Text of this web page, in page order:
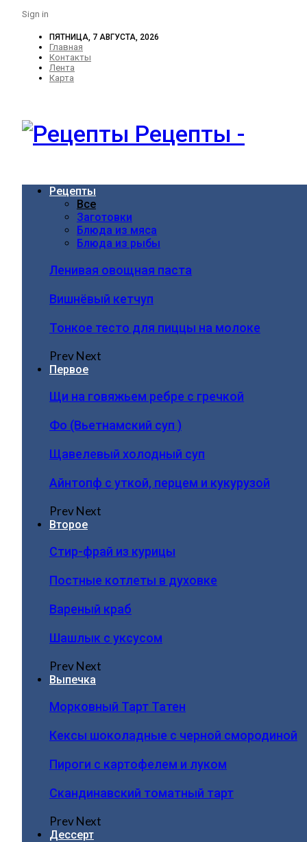
Sign in
ПЯТНИЦА, 7 АВГУСТА, 2026
Главная
Контакты
Лента
Карта
Рецепты -
Рецепты
Все
Заготовки
Блюда из мяса
Блюда из рыбы
Ленивая овощная паста
Вишнёвый кетчуп
Тонкое тесто для пиццы на молоке
PrevNext
Первое
Щи на говяжьем ребре с гречкой
Фо (Вьетнамский суп )
Щавелевый холодный суп
Айнтопф с уткой, перцем и кукурузой
PrevNext
Второе
Стир-фрай из курицы
Постные котлеты в духовке
Вареный краб
Шашлык с уксусом
PrevNext
Выпечка
Морковный Тарт Татен
Кексы шоколадные с черной смородиной
Пироги c картофелем и луком
Скандинавский томатный тарт
PrevNext
Дессерт